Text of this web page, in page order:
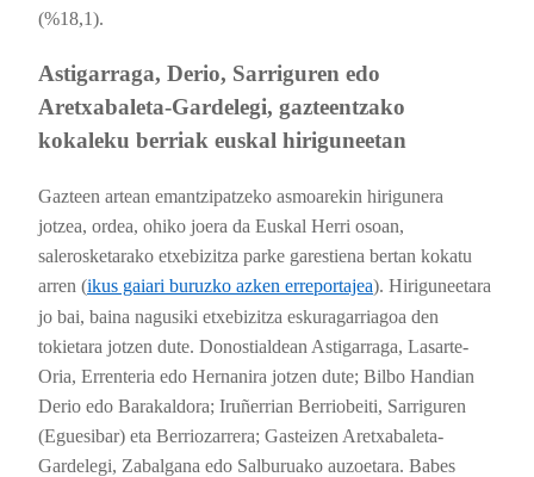
(%18,1).
Astigarraga, Derio, Sarriguren edo
Aretxabaleta-Gardelegi, gazteentzako
kokaleku berriak euskal hiriguneetan
Gazteen artean emantzipatzeko asmoarekin hirigunera
jotzea, ordea, ohiko joera da Euskal Herri osoan,
salerosketarako etxebizitza parke garestiena bertan kokatu
arren (ikus gaiari buruzko azken erreportajea). Hiriguneetara
jo bai, baina nagusiki etxebizitza eskuragarriagoa den
tokietara jotzen dute. Donostialdean Astigarraga, Lasarte-
Oria, Errenteria edo Hernanira jotzen dute; Bilbo Handian
Derio edo Barakaldora; Iruñerrian Berriobeiti, Sarriguren
(Eguesibar) eta Berriozarrera; Gasteizen Aretxabaleta-
Gardelegi, Zabalgana edo Salburuako auzoetara. Babes